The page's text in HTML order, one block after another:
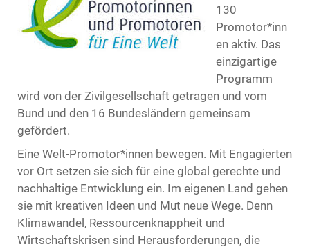
130
Promotor*inn
en aktiv. Das
einzigartige
Programm
wird von der Zivilgesellschaft getragen und vom
Bund und den 16 Bundesländern gemeinsam
gefördert.
Eine Welt-Promotor*innen bewegen. Mit Engagierten
vor Ort setzen sie sich für eine global gerechte und
nachhaltige Entwicklung ein. Im eigenen Land gehen
sie mit kreativen Ideen und Mut neue Wege. Denn
Klimawandel, Ressourcenknappheit und
Wirtschaftskrisen sind Herausforderungen, die